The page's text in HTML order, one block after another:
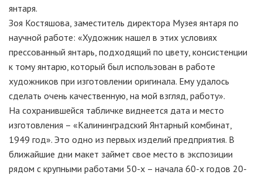
янтаря.
Зоя Костяшова, заместитель директора Музея янтаря по
научной работе: «Художник нашел в этих условиях
прессованный янтарь, подходящий по цвету, консистенции
к тому янтарю, который был использован в работе
художников при изготовлении оригинала. Ему удалось
сделать очень качественную, на мой взгляд, работу».
На сохранившейся табличке виднеется дата и место
изготовления – «Калининградский Янтарный комбинат,
1949 год». Это одно из первых изделий предприятия. В
ближайшие дни макет займет свое место в экспозиции
рядом с крупными работами 50-х – начала 60-х годов 20-